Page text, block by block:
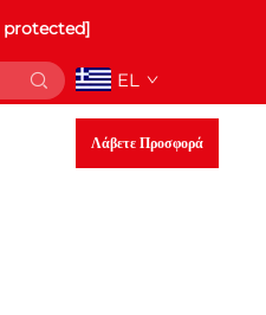
protected]
EL
Λάβετε Προσφορά